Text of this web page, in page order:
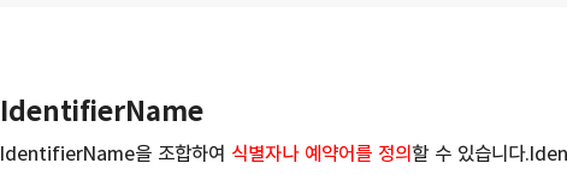
IdentifierName
IdentifierName을 조합하여 식별자나 예약어를 정의할 수 있습니다